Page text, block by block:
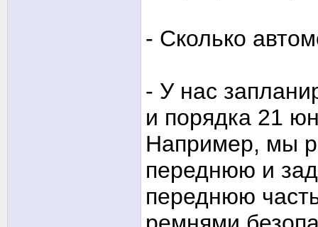
- Сколько
- У нас
и порядка 21
Например, мы
переднюю и
переднюю